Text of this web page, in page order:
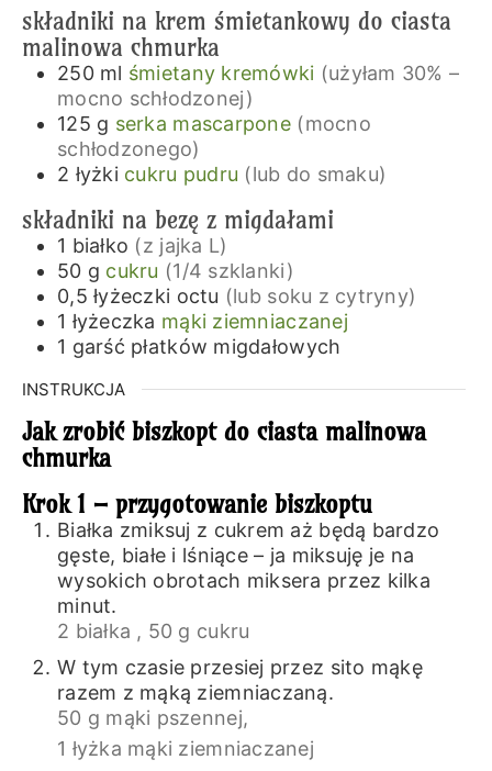
składniki na krem śmietankowy do ciasta
malinowa chmurka
250 ml śmietany kremówki (użyłam 30% –
mocno schłodzonej)
125 g serka mascarpone (mocno
schłodzonego)
2 łyżki cukru pudru (lub do smaku)
składniki na bezę z migdałami
1 białko (z jajka L)
50 g cukru (1/4 szklanki)
0,5 łyżeczki octu (lub soku z cytryny)
1 łyżeczka mąki ziemniaczanej
1 garść płatków migdałowych
INSTRUKCJA
Jak zrobić biszkopt do ciasta malinowa
chmurka
Krok 1 – przygotowanie biszkoptu
Białka zmiksuj z cukrem aż będą bardzo
gęste, białe i lśniące – ja miksuję je na
wysokich obrotach miksera przez kilka
minut.
2 białka , 50 g cukru
W tym czasie przesiej przez sito mąkę
razem z mąką ziemniaczaną.
50 g mąki pszennej,
1 łyżka mąki ziemniaczanej